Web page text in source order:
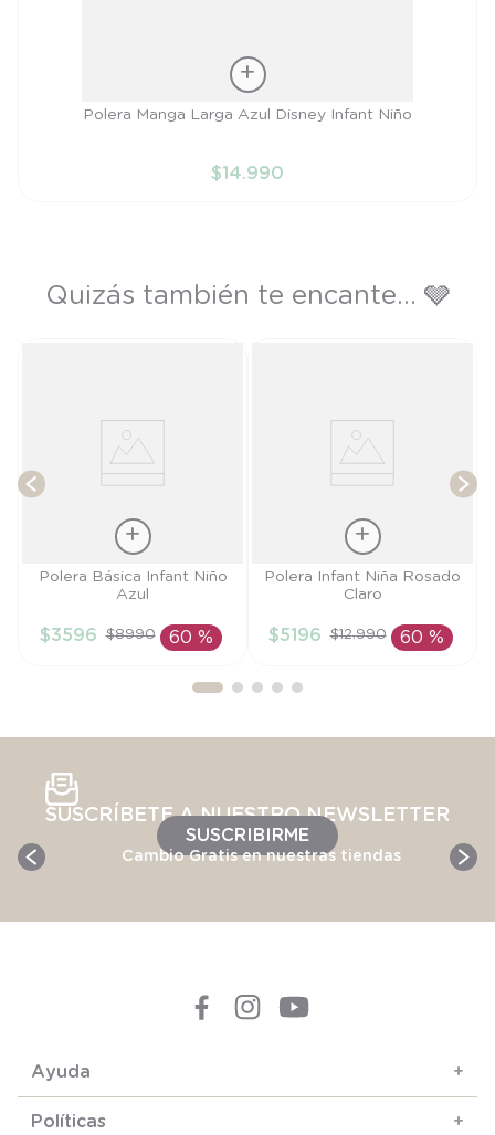
Polera Manga Larga Azul Disney Infant Niño
$14.990
Quizás también te encante... 🩶
Talla
AÑADIR AL
Polera Básica Infant Niño
Azul
$3596 $8990 60 %
Talla
AÑADIR AL
Polera Infant Niña Rosado
Claro
$5196 $12.990 60 %
SUSCRÍBETE A NUESTRO NEWSLETTER
SUSCRIBIRME
Cambio Gratis en nuestras tiendas
Ayuda +
Políticas +